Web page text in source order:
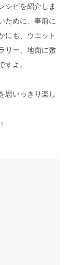
シピを紹介しま
ために、事前に
にも、ウエット
リー、地面に敷
よ。
思いっきり楽し